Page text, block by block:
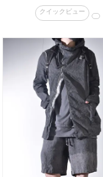
クイックビュー